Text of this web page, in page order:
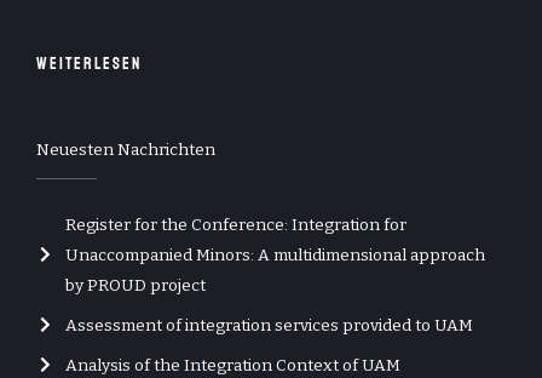
Weiterlesen
Neuesten Nachrichten
Register for the Conference: Integration for
Unaccompanied Minors: A multidimensional approach
by PROUD project
Assessment of integration services provided to UAM
Analysis of the Integration Context of UAM